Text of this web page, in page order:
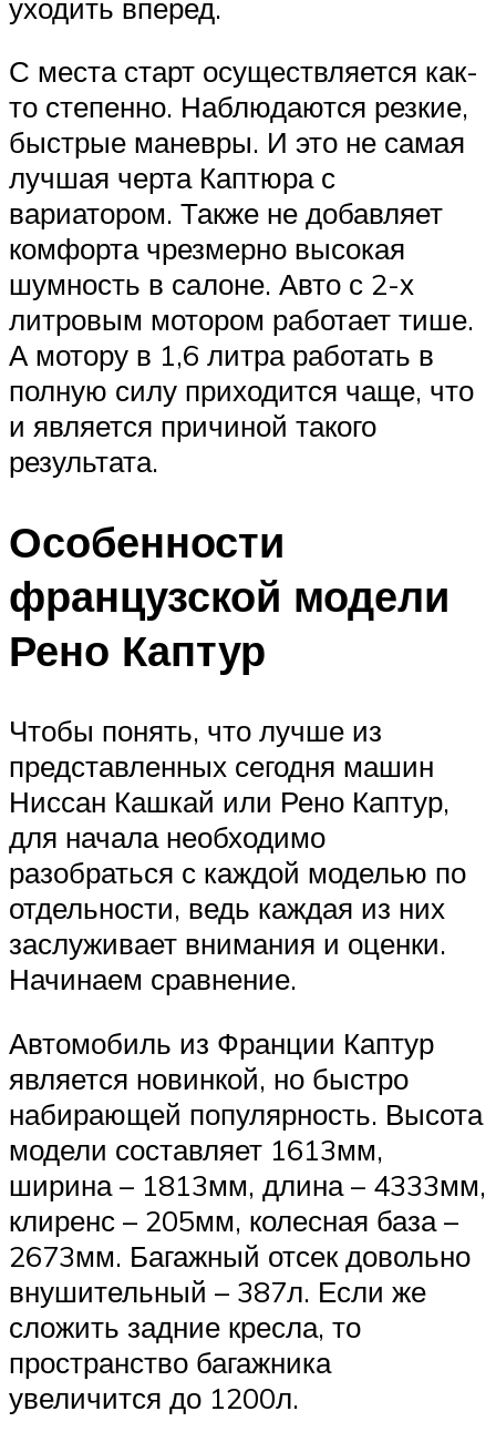
уходить вперед.
С места старт осуществляется как-
то степенно. Наблюдаются резкие,
быстрые маневры. И это не самая
лучшая черта Каптюра с
вариатором. Также не добавляет
комфорта чрезмерно высокая
шумность в салоне. Авто с 2-х
литровым мотором работает тише.
А мотору в 1,6 литра работать в
полную силу приходится чаще, что
и является причиной такого
результата.
Особенности
французской модели
Рено Каптур
Чтобы понять, что лучше из
представленных сегодня машин
Ниссан Кашкай или Рено Каптур,
для начала необходимо
разобраться с каждой моделью по
отдельности, ведь каждая из них
заслуживает внимания и оценки.
Начинаем сравнение.
Автомобиль из Франции Каптур
является новинкой, но быстро
набирающей популярность. Высота
модели составляет 1613мм,
ширина – 1813мм, длина – 4333мм,
клиренс – 205мм, колесная база –
2673мм. Багажный отсек довольно
внушительный – 387л. Если же
сложить задние кресла, то
пространство багажника
увеличится до 1200л.